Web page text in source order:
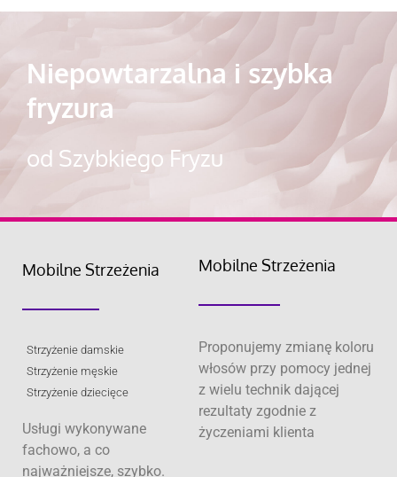
Niepowtarzalna i szybka
fryzura
od Szybkiego Fryzu
Mobilne Strzeżenia
Strzyżenie damskie
Strzyżenie męskie
Strzyżenie dziecięce
Usługi wykonywane
fachowo, a co
najważniejsze, szybko.
Mobilne Strzeżenia
Proponujemy zmianę koloru
włosów przy pomocy jednej
z wielu technik dającej
rezultaty zgodnie z
życzeniami klienta